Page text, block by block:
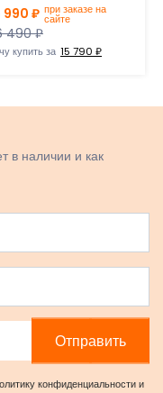
990 ₽ при заказе на
сайте
490 ₽
купить за 15 790 ₽
в наличии и как
Отправить
конфиденциальностии